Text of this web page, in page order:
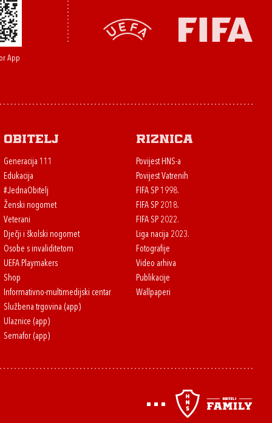
App
Obitelj
Generacija 111
Edukacija
#JednaObitelj
Ženski nogomet
Veterani
Dječji i školski nogomet
Osobe s invaliditetom
UEFA Playmakers
Shop
Informativno-multimedijski centar
Službena trgovina (app)
Ulaznice (app)
Semafor (app)
Riznica
Povijest HNS-a
Povijest Vatrenih
FIFA SP 1998.
FIFA SP 2018.
FIFA SP 2022.
Liga nacija 2023.
Fotografije
Video arhiva
Publikacije
Wallpaperi